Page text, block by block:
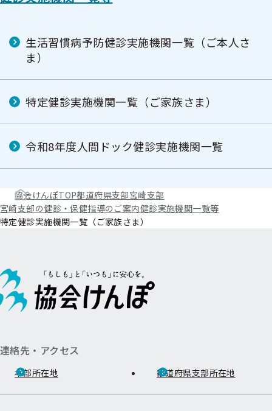
生活習慣病予防健診実施機関一覧（ご本人さ
ま）
特定健診実施機関一覧（ご家族さま）
令和8年度人間ドック健診実施機関一覧
協会けんぽTOP都道府県支部宮崎支部
宮崎支部の健診・保健指導のご案内健診実施機関一覧等
特定健診実施機関一覧（ご家族さま）
連絡先・アクセス
本部所在地 都道府県支部所在地